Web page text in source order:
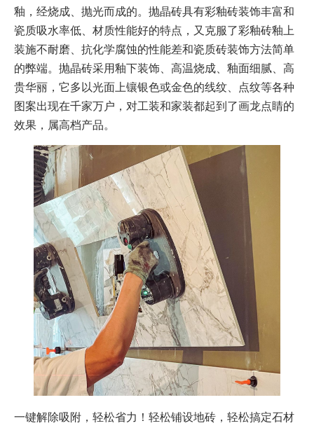
釉，经烧成、抛光而成的。抛晶砖具有彩釉砖装饰丰富和
瓷质吸水率低、材质性能好的特点，又克服了彩釉砖釉上
装施不耐磨、抗化学腐蚀的性能差和瓷质砖装饰方法简单
的弊端。抛晶砖采用釉下装饰、高温烧成、釉面细腻、高
贵华丽，它多以光面上镶银色或金色的线纹、点纹等各种
图案出现在千家万户，对工装和家装都起到了画龙点睛的
效果，属高档产品。
一键解除吸附，轻松省力！轻松铺设地砖，轻松搞定石材